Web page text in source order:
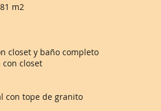
m2
closet y baño completo
con closet
con tope de granito